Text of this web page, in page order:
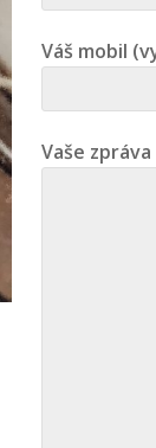
Váš mobil
Vaše